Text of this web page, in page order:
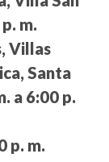
m.
Villas
Santa
a 6:00 p.
p. m.